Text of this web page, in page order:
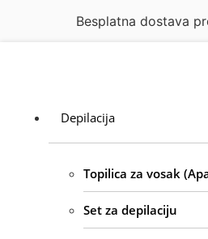
dostava preko 6.000rsd
Depilacija
Topilica za vosak
Set za depilaciju